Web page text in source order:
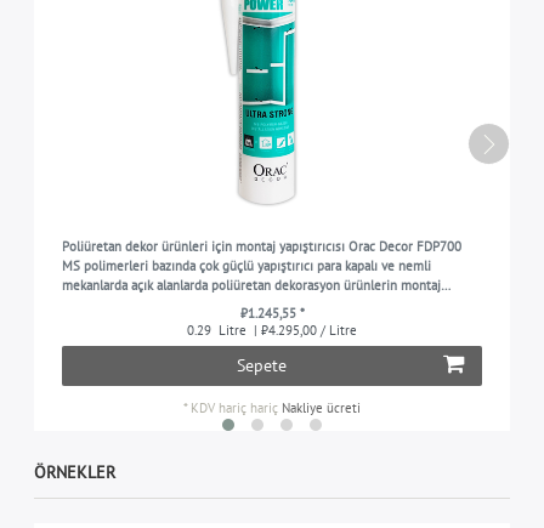
Poliüretan dekor ürünleri için montaj yapıştırıcısı Orac Decor FDP700
MS polimerleri bazında çok güçlü yapıştırıcı para kapalı ve nemli
mekanlarda açık alanlarda poliüretan dekorasyon ürünlerin montaj
₺1.245,55 *
0.29 Litre | ₺4.295,00 / Litre
Sepete
* KDV hariç hariç Nakliye ücreti
ÖRNEKLER